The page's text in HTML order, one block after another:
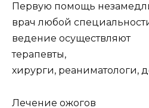
Первую помощь
врач любой
ведение осуществляют
терапевты,
хирурги, реаниматологи,
Лечение ожогов